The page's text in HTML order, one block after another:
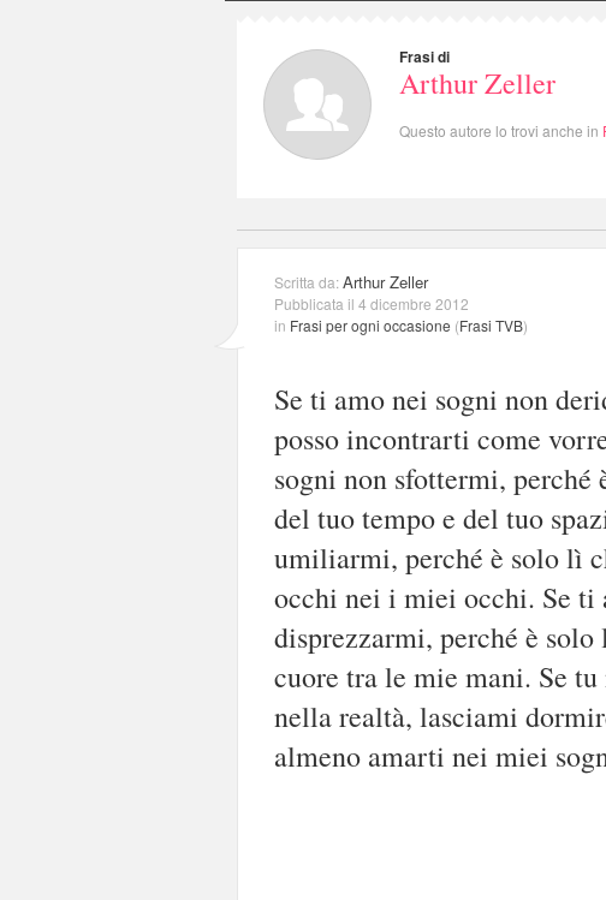
Frasi di
Arthur Zeller
Questo autore lo trovi anche in
Scritta da:Arthur Zeller
Pubblicata il 4 dicembre 2012
in Frasi per ogni occasione (Frasi TVB)
Se ti amo nei sogni non
posso incontrarti come
sogni non sfottermi,
del tuo tempo e del tuo
umiliarmi, perché è solo lì
occhi nei i miei occhi. Se ti
disprezzarmi, perché è
cuore tra le mie mani. Se
nella realtà, lasciami
almeno amarti nei miei